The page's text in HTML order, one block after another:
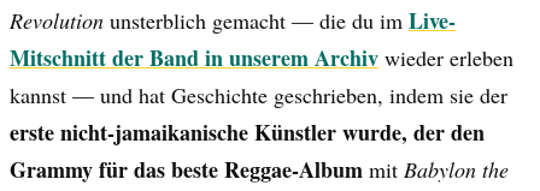
Revolution unsterblich gemacht — die du im Live-
Mitschnitt der Band in unserem Archiv wieder erleben
kannst — und hat Geschichte geschrieben, indem sie der
erste nicht-jamaikanische Künstler wurde, der den
Grammy für das beste Reggae-Album mit Babylon the